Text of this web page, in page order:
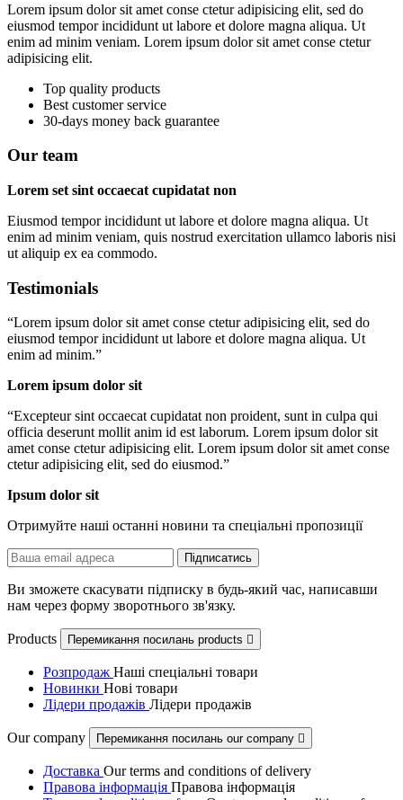
Lorem ipsum dolor sit amet conse ctetur adipisicing elit, sed do
eiusmod tempor incididunt ut labore et dolore magna aliqua. Ut
enim ad minim veniam. Lorem ipsum dolor sit amet conse ctetur
adipisicing elit.
Top quality products
Best customer service
30-days money back guarantee
Our team
Lorem set sint occaecat cupidatat non
Eiusmod tempor incididunt ut labore et dolore magna aliqua. Ut
enim ad minim veniam, quis nostrud exercitation ullamco laboris nisi
ut aliquip ex ea commodo.
Testimonials
“Lorem ipsum dolor sit amet conse ctetur adipisicing elit, sed do
eiusmod tempor incididunt ut labore et dolore magna aliqua. Ut
enim ad minim.”
Lorem ipsum dolor sit
“Excepteur sint occaecat cupidatat non proident, sunt in culpa qui
officia deserunt mollit anim id est laborum. Lorem ipsum dolor sit
amet conse ctetur adipisicing elit. Lorem ipsum dolor sit amet conse
ctetur adipisicing elit, sed do eiusmod.”
Ipsum dolor sit
Отримуйте наші останні новини та спеціальні пропозиції
Ви зможете скасувати підписку в будь-який час, написавши
нам через форму зворотнього зв'язку.
Products Перемикання посилань products 
Розпродаж Наші спеціальні товари
Новинки Нові товари
Лідери продажів Лідери продажів
Our company Перемикання посилань our company 
Доставка Our terms and conditions of delivery
Правова інформація Правова інформація